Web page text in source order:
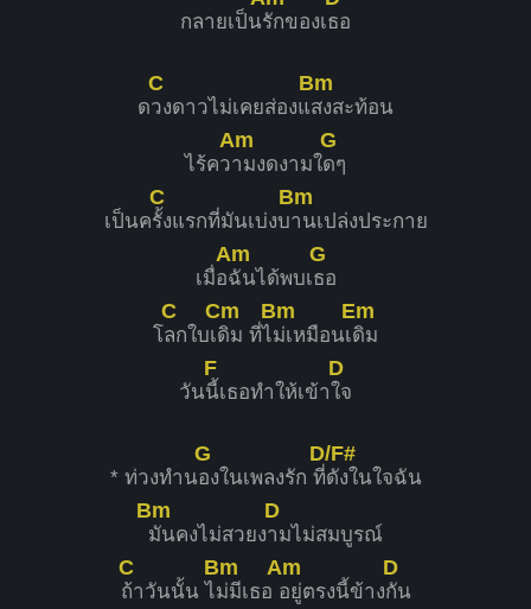
กลายเป็นรักของเธอ
ด
C
วงดาวไม่เคยส่องแ
Bm
สงสะท้อน
ไร้คว
Am
ามงดงามใ
G
ดๆ
เป็นค
C
รั้งแรกที่มันเบ่งบ
Bm
านเปล่งประกาย
เมื่อ
Am
ฉันได้พบเ
G
ธอ
โ
C
ลกใบเ
Cm
ดิม ที่ไ
Bm
ม่เหมือนเ
Em
ดิม
วัน
F
นี้เธอทำให้เข้า
D
ใจ
* ท่วงทำน
G
องในเพลงรัก ที่
D/F#
ดังในใจฉัน
Bm
มันคงไม่สวยง
D
ามไม่สมบูรณ์
C
ถ้าวันนั้น ไ
Bm
ม่มีเธอ
Am
อยู่ตรงนี้ข้าง
D
กัน